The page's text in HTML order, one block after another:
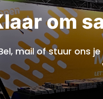
om
mail of stuur ons